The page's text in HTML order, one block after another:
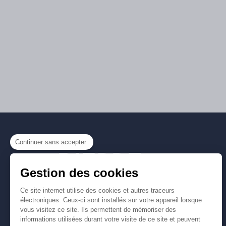
Continuer sans accepter
Gestion des cookies
Ce site internet utilise des cookies et autres traceurs
électroniques. Ceux-ci sont installés sur votre appareil lorsque
vous visitez ce site. Ils permettent de mémoriser des
informations utilisées durant votre visite de ce site et peuvent